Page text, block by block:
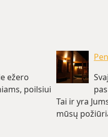
ežero
poilsiui
Tai ir yra
mūsų